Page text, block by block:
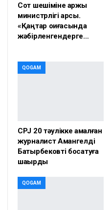
Сот шешіміне қаржы
министрлігі қарсы.
«Қаңтар оқиғасында
жәбірленгендерге…
QOGAM
CPJ 20 тәулікке қамалған
журналист Амангелді
Батырбековті босатуға
шақырды
QOGAM